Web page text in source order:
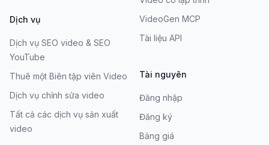
Dịch vụ
Dịch vụ SEO video & SEO
YouTube
Thuê một Biên tập viên Video
Dịch vụ chỉnh sửa video
Tất cả các dịch vụ sản xuất
video
VideoGen MCP
Tài liệu API
Tài nguyên
Đăng nhập
Đăng ký
Bảng giá